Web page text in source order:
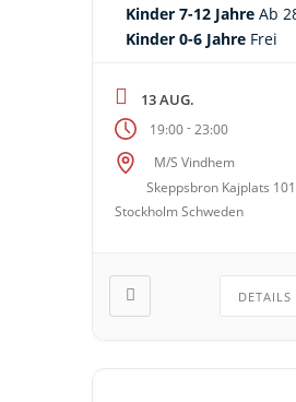
Kinder 7-12 Jahre Ab
Kinder 0-6 Jahre Frei
13 AUG.
19:00-23:00
M/S Vindhem
Skeppsbron Kajplats
Stockholm Schweden
DETAILS